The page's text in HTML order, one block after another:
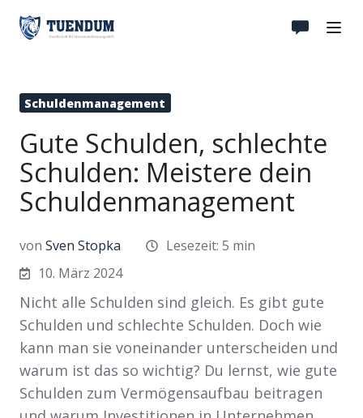
Schuldenmanagement
Gute Schulden, schlechte
Schulden: Meistere dein
Schuldenmanagement
von Sven Stopka
Lesezeit: 5 min
10. März 2024
Nicht alle Schulden sind gleich. Es gibt gute
Schulden und schlechte Schulden. Doch wie
kann man sie voneinander unterscheiden und
warum ist das so wichtig? Du lernst, wie gute
Schulden zum Vermögensaufbau beitragen